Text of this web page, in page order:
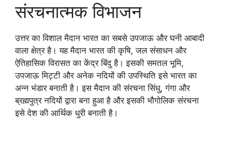
संरचनात्मक विभाजन
उत्तर का विशाल मैदान भारत का सबसे उपजाऊ और घनी आबादी
वाला क्षेत्र है। यह मैदान भारत की कृषि, जल संसाधन और
ऐतिहासिक विरासत का केंद्र बिंदु है। इसकी समतल भूमि,
उपजाऊ मिट्टी और अनेक नदियों की उपस्थिति इसे भारत का
अन्न भंडार बनाती है। इस मैदान की संरचना सिंधु, गंगा और
ब्रह्मपुत्र नदियों द्वारा बना हुआ है और इसकी भौगोलिक संरचना
इसे देश की आर्थिक धुरी बनाती है।